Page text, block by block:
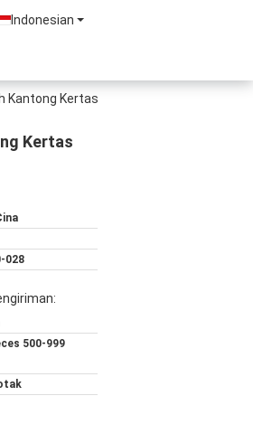
Indonesian
Kantong Kertas
Kertas
028
500-999